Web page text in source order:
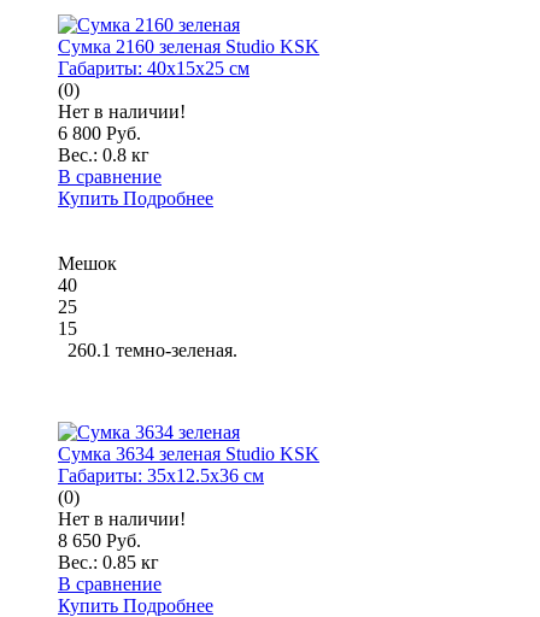
Сумка 2160 зеленая Studio KSK
Габариты: 40x15x25 см
(0)
Нет в наличии!
6 800 Руб.
Вес.: 0.8 кг
В сравнение
Купить Подробнее
Мешок
40
25
15
260.1 темно-зеленая.
Сумка 3634 зеленая Studio KSK
Габариты: 35x12.5x36 см
(0)
Нет в наличии!
8 650 Руб.
Вес.: 0.85 кг
В сравнение
Купить Подробнее